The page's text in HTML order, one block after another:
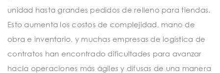
unidad hasta grandes pedidos de relleno para tiendas.
Esto aumenta los costos de complejidad, mano de
obra e inventario, y muchas empresas de logística de
contratos han encontrado dificultades para avanzar
hacia operaciones más ágiles y difusas de una manera